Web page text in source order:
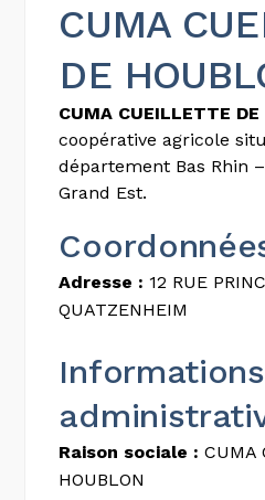
CUMA
DE
CUMA CUEILLETTE DE
coopérative agricole
département Bas Rhin
Grand Est.
Adresse : 12 RUE
QUATZENHEIM
Informations
Raison sociale : CUMA
HOUBLON